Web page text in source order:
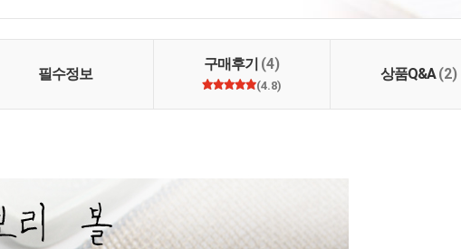
필수정보
구매후기 (4)
(4.8)
상품Q&A(2)